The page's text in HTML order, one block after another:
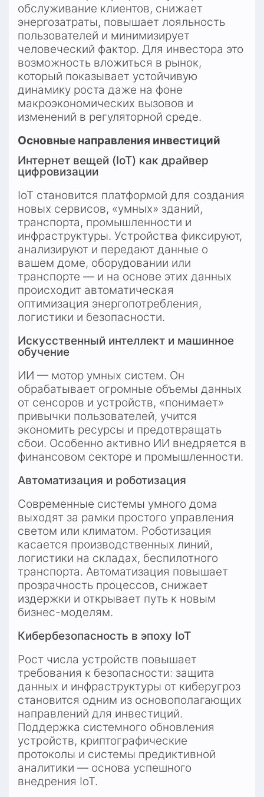
обслуживание клиентов, снижает
энергозатраты, повышает лояльность
пользователей и минимизирует
человеческий фактор. Для инвестора это
возможность вложиться в рынок,
который показывает устойчивую
динамику роста даже на фоне
макроэкономических вызовов и
изменений в регуляторной среде.
Основные направления инвестиций
Интернет вещей (IoT) как драйвер
цифровизации
IoT становится платформой для создания
новых сервисов, «умных» зданий,
транспорта, промышленности и
инфраструктуры. Устройства фиксируют,
анализируют и передают данные о
вашем доме, оборудовании или
транспорте — и на основе этих данных
происходит автоматическая
оптимизация энергопотребления,
логистики и безопасности.
Искусственный интеллект и машинное
обучение
ИИ — мотор умных систем. Он
обрабатывает огромные объемы данных
от сенсоров и устройств, «понимает»
привычки пользователей, учится
экономить ресурсы и предотвращать
сбои. Особенно активно ИИ внедряется в
финансовом секторе и промышленности.
Автоматизация и роботизация
Современные системы умного дома
выходят за рамки простого управления
светом или климатом. Роботизация
касается производственных линий,
логистики на складах, беспилотного
транспорта. Автоматизация повышает
прозрачность процессов, снижает
издержки и открывает путь к новым
бизнес-моделям.
Кибербезопасность в эпоху IoT
Рост числа устройств повышает
требования к безопасности: защита
данных и инфраструктуры от киберугроз
становится одним из основополагающих
направлений для инвестиций.
Поддержка системного обновления
устройств, криптографические
протоколы и системы предиктивной
аналитики — основа успешного
внедрения IoT.